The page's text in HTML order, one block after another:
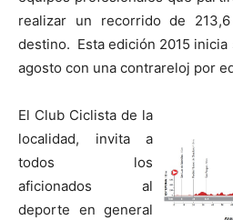
realizar un recorrido de
destino. Esta edición 2015 inicia
agosto con una contrareloj por
El Club Ciclista de la
localidad, invita a
todos los
aficionados al
deporte en general